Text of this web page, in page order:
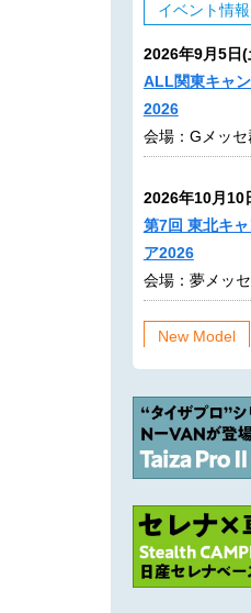
イベント情報
2026年9月5日
ALL関東キャ
2026
会場：Gメッセ
2026年10月10
第7回 東北キ
ア2026
会場：夢メッ
New Model
リゾートデュ
VAN
リゾートデュ
パー N